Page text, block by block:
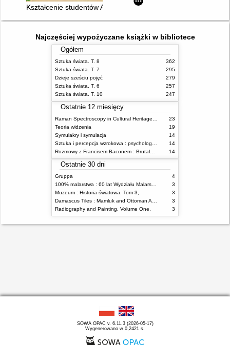
Kształcenie studentów Akademii Sztuk Pięknych w
Najczęściej wypożyczane książki w bibliotece
Ogółem
Sztuka świata. T. 8
362
Sztuka świata. T. 7
295
Dzieje sześciu pojęć
279
Sztuka świata. T. 6
257
Sztuka świata. T. 10
247
Ostatnie 12 miesięcy
23
Teoria widzenia
19
Symulakry i symulacja
14
14
14
Ostatnie 30 dni
Gruppa
4
3
Muzeum : Historia światowa. Tom 3,
3
3
Radiography and Painting. Volume One,
3
SOWA OPAC v. 6.11.3 (2026-05-17)
Wygenerowano w 0,2421 s.